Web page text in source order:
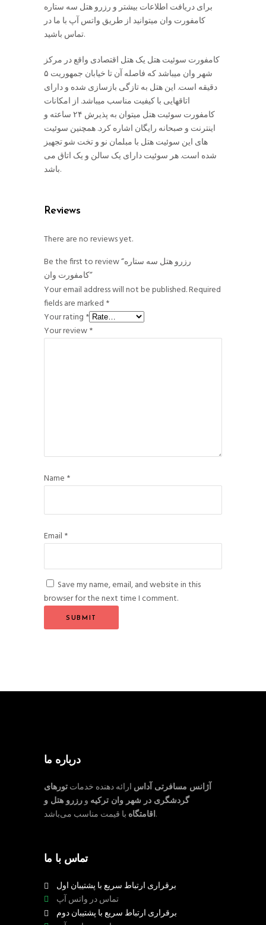
برای دریافت اطلاعات بیشتر و رزرو هتل سه ستاره
کامفورت وان میتوانید از طریق واتس آپ با ما در
تماس باشید.
کامفورت سوئیت هتل یک هتل اقتصادی واقع در مرکز
شهر وان میباشد که فاصله آن تا خیابان جمهوریت ۵
دقیقه است. این هتل به تازگی بازسازی شده و دارای
اتاقهایی با کیفیت مناسب میباشد. از امکانات
کامفورت سوئیت هتل میتوان به پذیرش ۲۴ ساعته و
اینترنت و صبحانه رایگان اشاره کرد. همچنین سوئیت
های این سوئیت هتل با مبلمان نو و تخت شو تجهیز
شده است. هر سوئیت دارای یک سالن و یک اتاق می
باشد.
Reviews
There are no reviews yet.
Be the first to review “رزرو هتل سه ستاره
کامفورت وان”
Your email address will not be published.Required
fields are marked *
Your rating *
Your review*
Name *
Email *
Save my name, email, and website in this
browser for the next time I comment.
درباره ما
آژانس مسافرتی آداس ارائه دهنده خدماتتورهای
گردشگری در شهر وان ترکیه ورزرو هتل و
اقامتگاهبا قیمت مناسب می‌باشد.
تماس با ما
برقراری ارتباط سریع با پشتیبان اول
تماس در واتس آپ
برقراری ارتباط سریع با پشتیبان دوم